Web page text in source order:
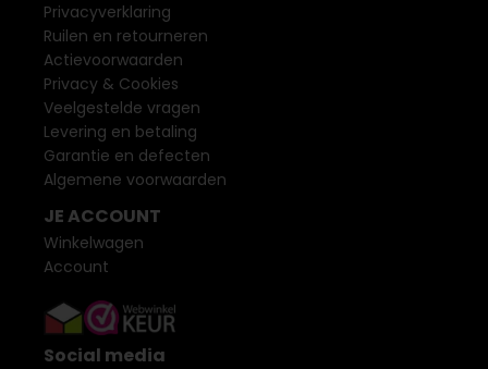
Privacyverklaring
Ruilen en retourneren
Actievoorwaarden
Privacy & Cookies
Veelgestelde vragen
Levering en betaling
Garantie en defecten
Algemene voorwaarden
JE ACCOUNT
Winkelwagen
Account
Social media